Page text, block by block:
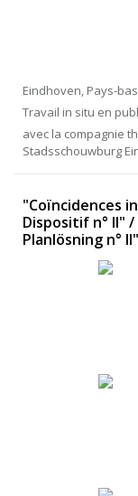
Eindhoven, Pays-
Travail in situ en
avec la compagnie
Stadsschouwburg
"Coïncidences
Dispositif n° II"
Planlösning n° II"